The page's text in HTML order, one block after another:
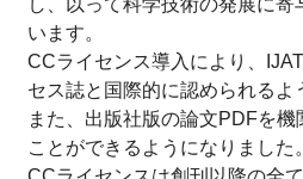
し、以って科学技術の発展に寄
います。
CCライセンス導入により、
セス誌と国際的に認められるよ
また、出版社版の論文PDFを
ことができるようになりました。